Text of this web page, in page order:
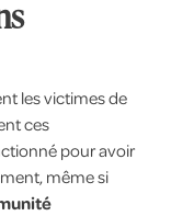
les victimes de
ces
pour avoir
même si